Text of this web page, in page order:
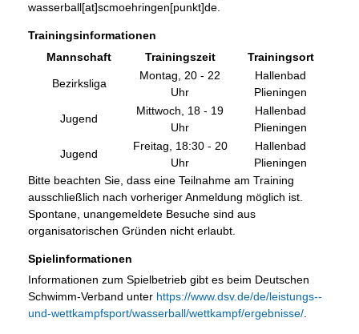
wasserball[at]scmoehringen[punkt]de.
Trainingsinformationen
Mannschaft
Trainingszeit Trainingsort
Bezirksliga
Montag, 20 - 22
Uhr
Hallenbad
Plieningen
Jugend
Mittwoch, 18 - 19
Uhr
Hallenbad
Plieningen
Jugend
Freitag, 18:30 - 20
Uhr
Hallenbad
Plieningen
Bitte beachten Sie, dass eine Teilnahme am Training
ausschließlich nach vorheriger Anmeldung möglich ist.
Spontane, unangemeldete Besuche sind aus
organisatorischen Gründen nicht erlaubt.
Spielinformationen
Informationen zum Spielbetrieb gibt es beim Deutschen
Schwimm-Verband unter https://www.dsv.de/de/leistungs--
und-wettkampfsport/wasserball/wettkampf/ergebnisse/.